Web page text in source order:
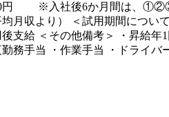
円 ※入社後6か月間は、
より） ＜試用期間について
支給 ＜その他備考＞ ・昇給年
務手当 ・作業手当 ・ドライバ